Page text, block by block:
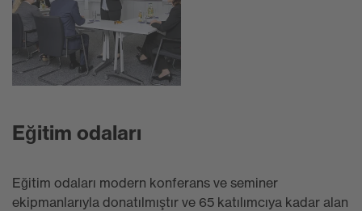
Eğitim odaları
Eğitim odaları modern konferans ve seminer
ekipmanlarıyla donatılmıştır ve 65 katılımcıya kadar alan